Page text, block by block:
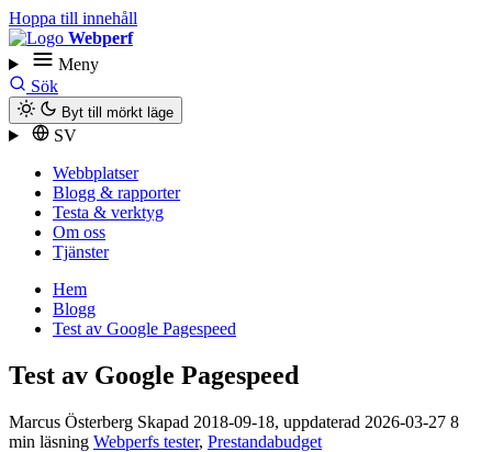
Hoppa till innehåll
Webperf
Meny
Sök
Byt till mörkt läge
SV
Webbplatser
Blogg & rapporter
Testa & verktyg
Om oss
Tjänster
Hem
Blogg
Test av Google Pagespeed
Test av Google Pagespeed
Marcus Österberg Skapad 2018-09-18, uppdaterad 2026-03-27 8
min läsning Webperfs tester, Prestandabudget